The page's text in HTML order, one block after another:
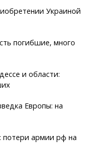
Украиной
погибшие, много
и области:
Европы: на
потери армии рф на